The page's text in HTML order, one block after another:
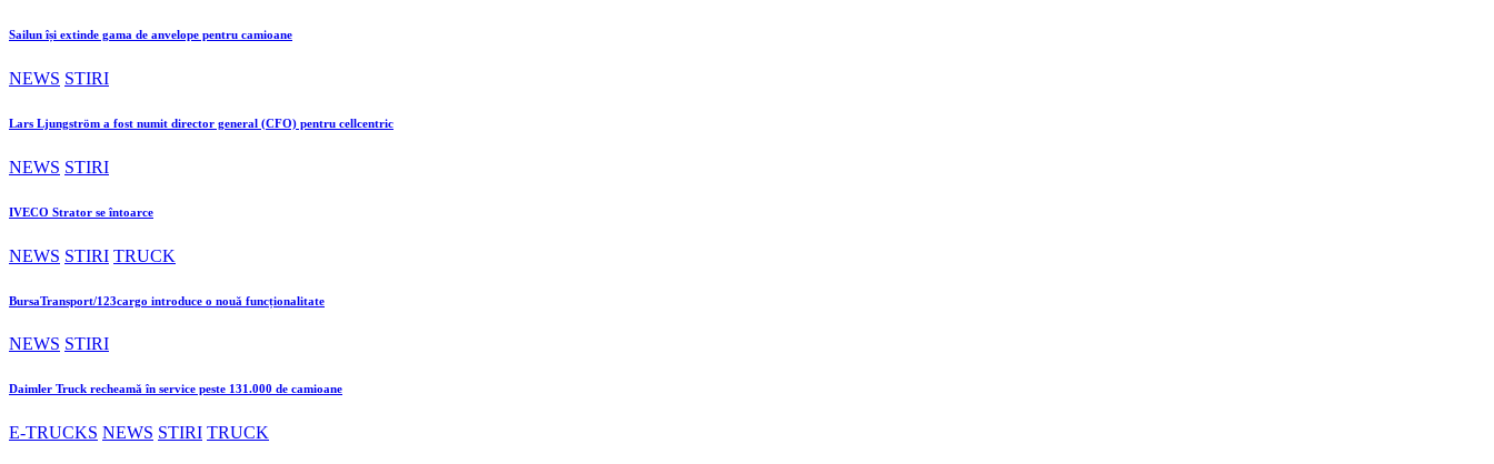
Sailun își extinde gama de anvelope pentru camioane
NEWS STIRI
Lars Ljungström a fost numit director general (CFO) pentru cellcentric
NEWS STIRI
IVECO Strator se întoarce
NEWS STIRI TRUCK
BursaTransport/123cargo introduce o nouă funcționalitate
NEWS STIRI
Daimler Truck recheamă în service peste 131.000 de camioane
E-TRUCKS NEWS STIRI TRUCK